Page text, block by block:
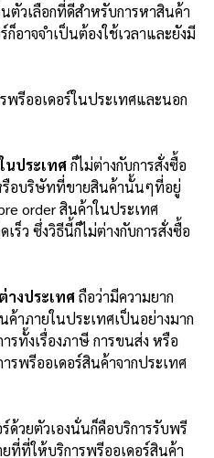
ตัวเลือกที่ดีสำหรับการหาสินค้า
อาจจำเป็นต้องใช้เวลาและยังมี
พรีออเดอร์ในประเทศและนอก
นประเทศก็ไม่ต่างกับการสั่งซื้อ
รือบริษัทที่ขายสินค้านั้นๆที่อยู่
order สินค้าในประเทศ
เร็ว ซึ่งวิธีนี้ก็ไม่ต่างกับการสั่งซื้อ
างประเทศถือว่ามีความยาก
ค้าภายในประเทศเป็นอย่างมาก
รทั้งเรื่องภาษี การขนส่ง หรือ
รพรีออเดอร์สินค้าจากประเทศ
ด้วยตัวเองนั่นก็คือบริการรับพรี
ที่ที่ให้บริการพรีออเดอร์สินค้า